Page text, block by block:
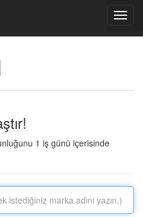
1 iş günü içerisinde